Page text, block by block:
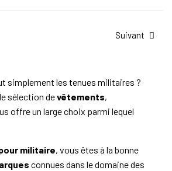
simplement les tenues militaires ?
sélection devêtements,
offre un large choix parmi lequel
militaire, vous êtes à la bonne
connues dans le domaine des
Suivant